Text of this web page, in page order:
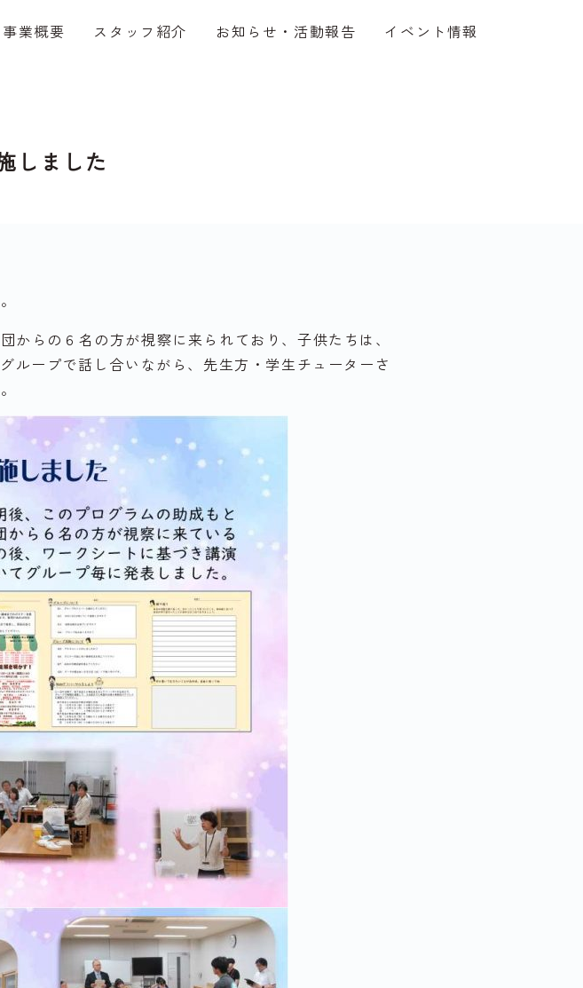
事業概要 スタッフ紹介 お知らせ・活動報告 イベント情報
しました
らの６名の方が視察に来られており、子供たちは、
ループで話し合いながら、先生方・学生チューターさ